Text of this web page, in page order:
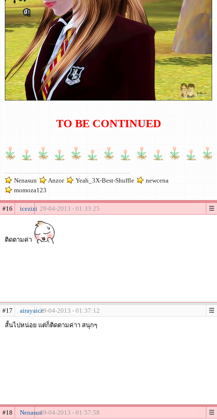
TO BE CONTINUED
Nenasun Anzor Yeah_3X-Best-Shuffle
newcena
momoza123
#16 icezizi 29-04-2013 - 01:33:25
ติดตามค่า
#17 airayaice29-04-2013 - 01:37:12
สั้นไปหน่อย แต่ก็ติดตามค่าา สนุกๆ
#18 Nenasun29-04-2013 - 01:57:58